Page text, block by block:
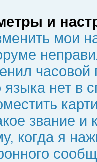
и
мои
часовой
языка нет в
звание и
когда я